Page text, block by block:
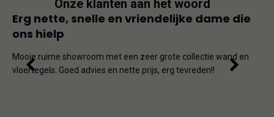
Onze klanten aan het woord
Erg nette, snelle en vriendelijke dame die
ons hielp
Mooie ruime showroom met een zeer grote collectie wand en
vloertegels. Goed advies en nette prijs, erg tevreden!!